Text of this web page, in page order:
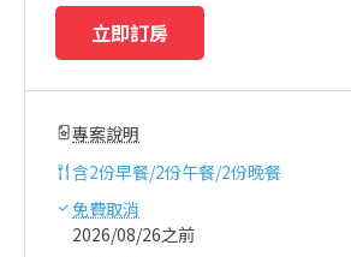
立即訂房
專案說明
含2份早餐/2份午餐/2份晚餐
免費取消
2026/08/26之前